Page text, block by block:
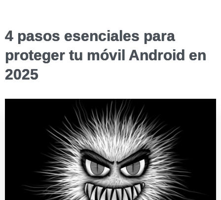
4 pasos esenciales para
proteger tu móvil Android en
2025